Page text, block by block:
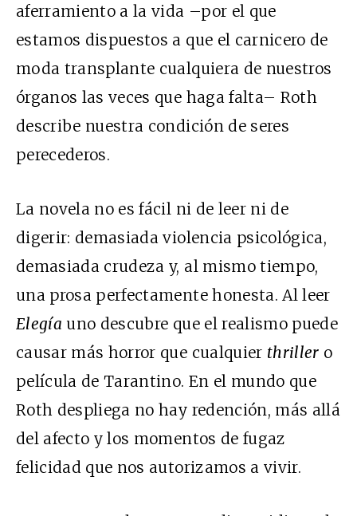
aferramiento a la vida –por el que
estamos dispuestos a que el carnicero de
moda transplante cualquiera de nuestros
órganos las veces que haga falta– Roth
describe nuestra condición de seres
perecederos.
La novela no es fácil ni de leer ni de
digerir: demasiada violencia psicológica,
demasiada crudeza y, al mismo tiempo,
una prosa perfectamente honesta. Al leer
Elegía uno descubre que el realismo puede
causar más horror que cualquier thriller o
película de Tarantino. En el mundo que
Roth despliega no hay redención, más allá
del afecto y los momentos de fugaz
felicidad que nos autorizamos a vivir.